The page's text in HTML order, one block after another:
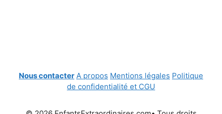
Nous contacter A propos Mentions légales Politique
de confidentialité et CGU